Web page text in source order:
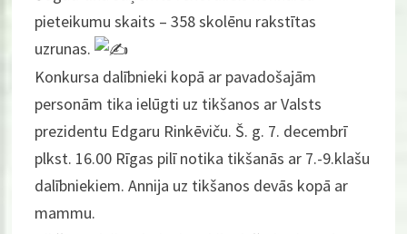
pieteikumu skaits – 358 skolēnu rakstītas
uzrunas.
Konkursa dalībnieki kopā ar pavadošajām
personām tika ielūgti uz tikšanos ar Valsts
prezidentu Edgaru Rinkēviču. Š. g. 7. decembrī
plkst. 16.00 Rīgas pilī notika tikšanās ar 7.-9.klašu
dalībniekiem. Annija uz tikšanos devās kopā ar
mammu.